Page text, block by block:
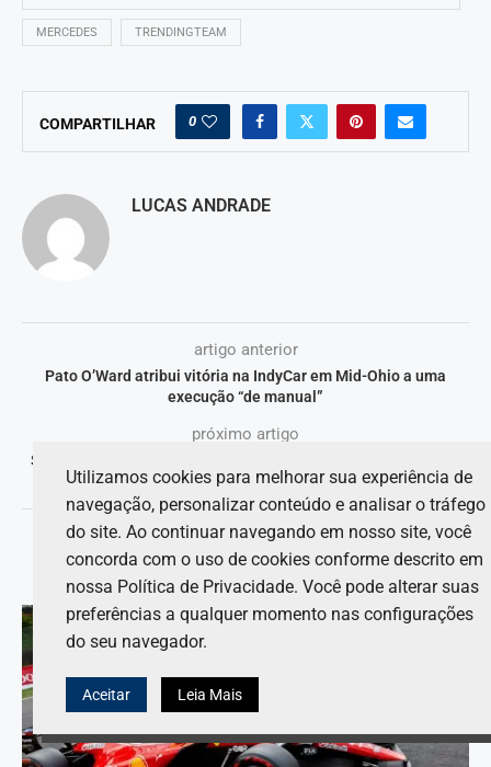
MERCEDES TRENDINGTEAM
COMPARTILHAR 0
LUCAS ANDRADE
artigo anterior
Pato O’Ward atribui vitória na IndyCar em Mid-Ohio a uma
execução “de manual”
próximo artigo
Shane van Gisbergen teria destruído intencionalmente Austin
Hill como uma forma de vingança na NASCAR?
VOCÊ TAMBÉM PODE GOSTAR DE
Utilizamos cookies para melhorar sua experiência de
navegação, personalizar conteúdo e analisar o tráfego
do site. Ao continuar navegando em nosso site, você
concorda com o uso de cookies conforme descrito em
nossa Política de Privacidade. Você pode alterar suas
preferências a qualquer momento nas configurações
do seu navegador.
Aceitar Leia Mais